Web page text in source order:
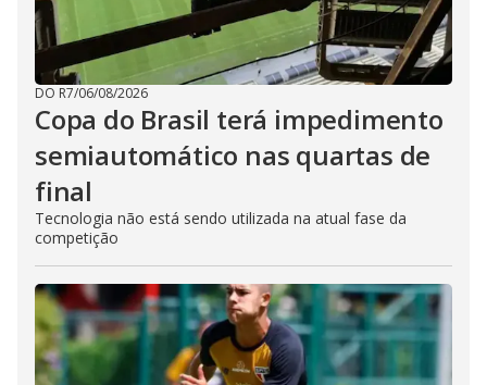
DO R7/06/08/2026
Copa do Brasil terá impedimento
semiautomático nas quartas de
final
Tecnologia não está sendo utilizada na atual fase da
competição